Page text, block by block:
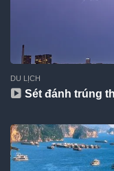
DU LỊCH
Sét đánh trúng